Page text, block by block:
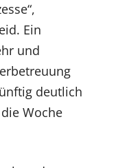
Ein
und
deutlich
Woche